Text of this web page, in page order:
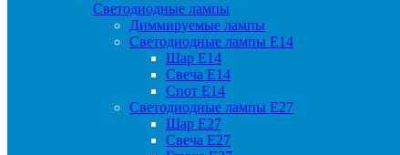
Светодиодные лампы
Диммируемые лампы
Светодиодные лампы Е14
Шар Е14
Свеча Е14
Спот Е14
Светодиодные лампы Е27
Шар Е27
Свеча Е27